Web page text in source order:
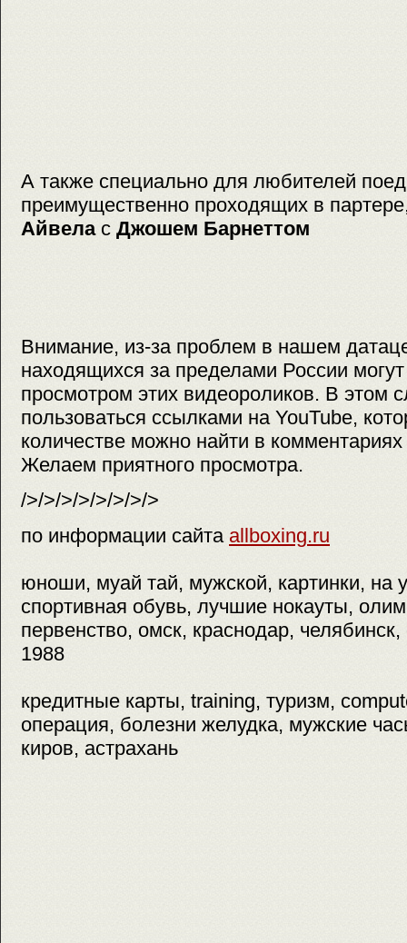
А также специально для любителей
преимущественно проходящих в
Айвелас Джошем Барнеттом
Внимание, из-за проблем в нашем
находящихся за пределами России
просмотром этих видеороликов. В этом
пользоваться ссылками на YouTube,
количестве можно найти в
Желаем приятного просмотра.
/>/>/>/>/>/>/>/>
по информации сайта allboxing.ru
юноши, муай тай, мужской, картинки, на
спортивная обувь, лучшие нокауты,
первенство, омск, краснодар,
1988
кредитные карты, training, туризм,
операция, болезни желудка, мужские
киров, астрахань